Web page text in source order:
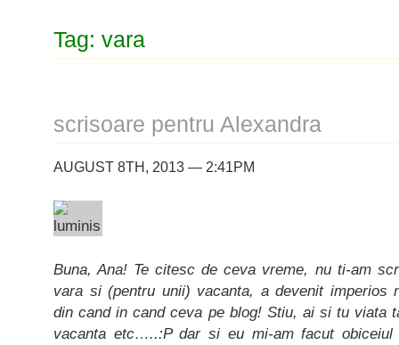
Tag: vara
scrisoare pentru Alexandra
AUGUST 8TH, 2013 — 2:41PM
Buna, Ana! Te citesc de ceva vreme, nu ti-am
vara si (pentru unii) vacanta, a devenit
din cand in cand ceva pe blog! Stiu, ai si tu viata
vacanta etc…..:P dar si eu mi-am facut